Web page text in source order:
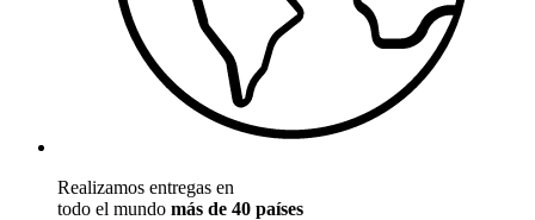
Realizamos entregas en
todo el mundo más de 40 países